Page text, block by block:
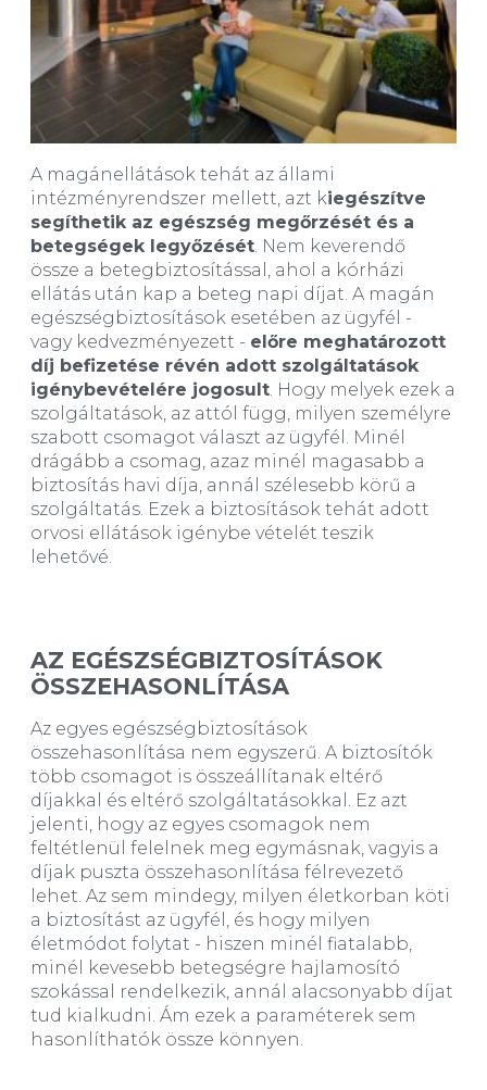
A magánellátások tehát az állami
intézményrendszer mellett, azt kiegészítve
segíthetik az egészség megőrzését és a
betegségek legyőzését. Nem keverendő
össze a betegbiztosítással, ahol a kórházi
ellátás után kap a beteg napi díjat. A magán
egészségbiztosítások esetében az ügyfél -
vagy kedvezményezett - előre meghatározott
díj befizetése révén adott szolgáltatások
igénybevételére jogosult. Hogy melyek ezek a
szolgáltatások, az attól függ, milyen személyre
szabott csomagot választ az ügyfél. Minél
drágább a csomag, azaz minél magasabb a
biztosítás havi díja, annál szélesebb körű a
szolgáltatás. Ezek a biztosítások tehát adott
orvosi ellátások igénybe vételét teszik
lehetővé.
AZ EGÉSZSÉGBIZTOSÍTÁSOK
ÖSSZEHASONLÍTÁSA
Az egyes egészségbiztosítások
összehasonlítása nem egyszerű. A biztosítók
több csomagot is összeállítanak eltérő
díjakkal és eltérő szolgáltatásokkal. Ez azt
jelenti, hogy az egyes csomagok nem
feltétlenül felelnek meg egymásnak, vagyis a
díjak puszta összehasonlítása félrevezető
lehet. Az sem mindegy, milyen életkorban köti
a biztosítást az ügyfél, és hogy milyen
életmódot folytat - hiszen minél fiatalabb,
minél kevesebb betegségre hajlamosító
szokással rendelkezik, annál alacsonyabb díjat
tud kialkudni. Ám ezek a paraméterek sem
hasonlíthatók össze könnyen.